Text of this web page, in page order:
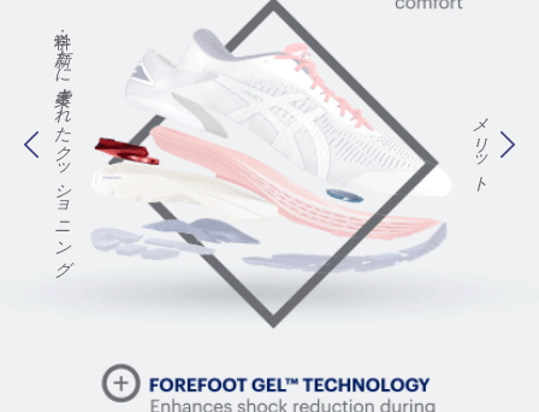
科学：
新たに考案されたクッショニング メリット